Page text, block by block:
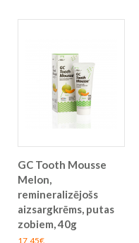
GC Tooth Mousse
Melon,
remineralizējošs
aizsargkrēms, putas
zobiem, 40g
Īpaša
17,45€